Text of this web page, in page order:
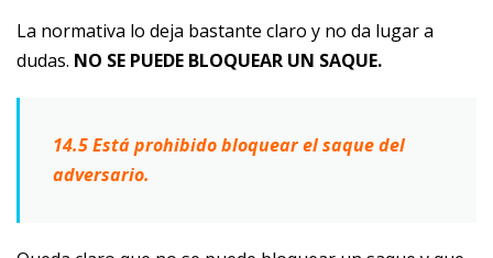
La normativa lo deja bastante claro y no da lugar a
dudas. NO SE PUEDE BLOQUEAR UN SAQUE.
14.5 Está prohibido bloquear el saque del
adversario.